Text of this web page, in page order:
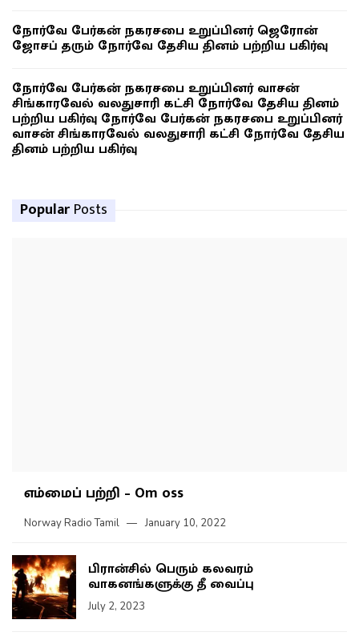
நோர்வே பேர்கன் நகரசபை உறுப்பினர் ஜெரோன்
ஜோசப் தரும் நோர்வே தேசிய தினம் பற்றிய பகிர்வு
நோர்வே பேர்கன் நகரசபை உறுப்பினர் வாசன்
சிங்காரவேல் வலதுசாரி கட்சி நோர்வே தேசிய தினம்
பற்றிய பகிர்வு நோர்வே பேர்கன் நகரசபை உறுப்பினர்
வாசன் சிங்காரவேல் வலதுசாரி கட்சி நோர்வே தேசிய
தினம் பற்றிய பகிர்வு
Popular Posts
எம்மைப் பற்றி – Om oss
Norway Radio Tamil January 10, 2022
பிரான்சில் பெரும் கலவரம்
வாகனங்களுக்கு தீ வைப்பு
July 2, 2023